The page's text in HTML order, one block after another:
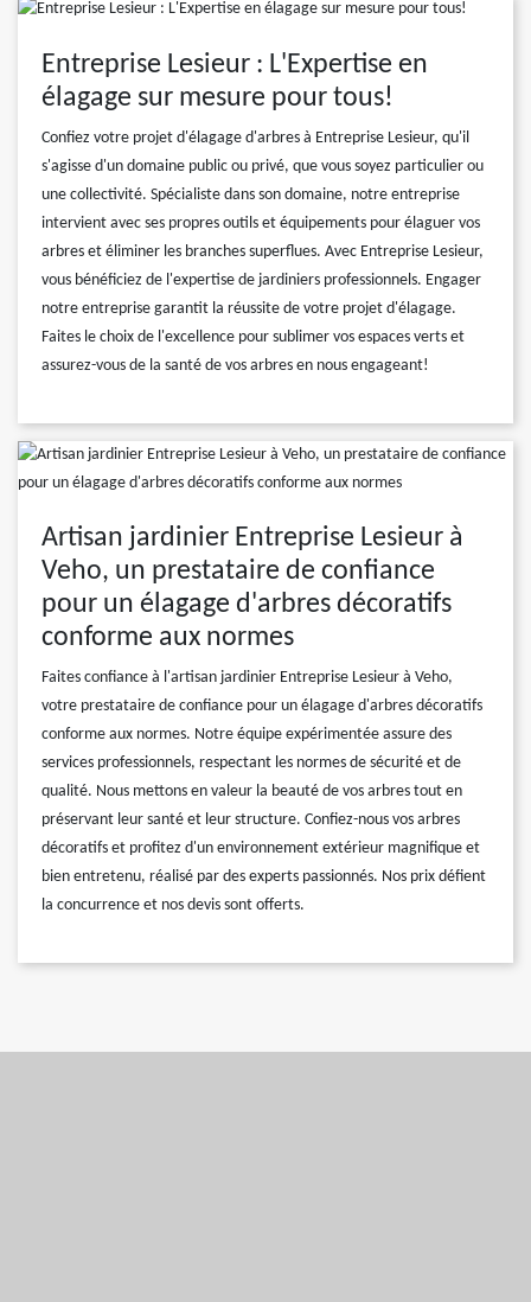
Entreprise Lesieur : L'Expertise en
élagage sur mesure pour tous!
Confiez votre projet d'élagage d'arbres à Entreprise Lesieur, qu'il
s'agisse d'un domaine public ou privé, que vous soyez particulier ou
une collectivité. Spécialiste dans son domaine, notre entreprise
intervient avec ses propres outils et équipements pour élaguer vos
arbres et éliminer les branches superflues. Avec Entreprise Lesieur,
vous bénéficiez de l'expertise de jardiniers professionnels. Engager
notre entreprise garantit la réussite de votre projet d'élagage.
Faites le choix de l'excellence pour sublimer vos espaces verts et
assurez-vous de la santé de vos arbres en nous engageant!
Artisan jardinier Entreprise Lesieur à
Veho, un prestataire de confiance
pour un élagage d'arbres décoratifs
conforme aux normes
Faites confiance à l'artisan jardinier Entreprise Lesieur à Veho,
votre prestataire de confiance pour un élagage d'arbres décoratifs
conforme aux normes. Notre équipe expérimentée assure des
services professionnels, respectant les normes de sécurité et de
qualité. Nous mettons en valeur la beauté de vos arbres tout en
préservant leur santé et leur structure. Confiez-nous vos arbres
décoratifs et profitez d'un environnement extérieur magnifique et
bien entretenu, réalisé par des experts passionnés. Nos prix défient
la concurrence et nos devis sont offerts.